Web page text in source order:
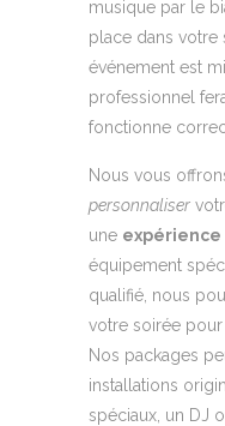
musique par le
place dans votre
événement est
professionnel
fonctionne
Nous vous
personnaliser
une expérience
équipement
qualifié, nous
votre soirée pour
Nos packages
installations
spéciaux, un DJ